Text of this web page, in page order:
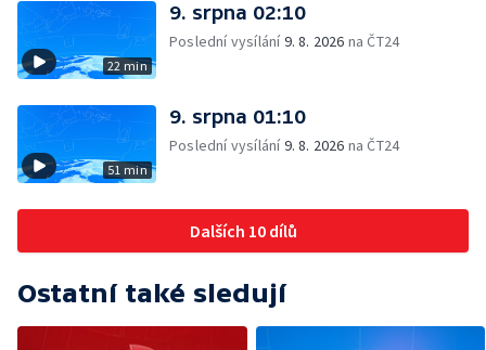
22 min
9. srpna 02:10
Poslední vysílání9. 8. 2026 na ČT24
51 min
9. srpna 01:10
Poslední vysílání9. 8. 2026 na ČT24
Dalších 10 dílů
Ostatní také sledují